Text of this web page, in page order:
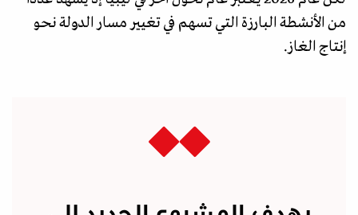
من الأنشطة البارزة التي تسهم في تغيير مسار الدولة نحو
إنتاج الغاز.